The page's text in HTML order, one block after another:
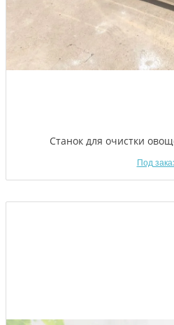
Станок для очистки
Под